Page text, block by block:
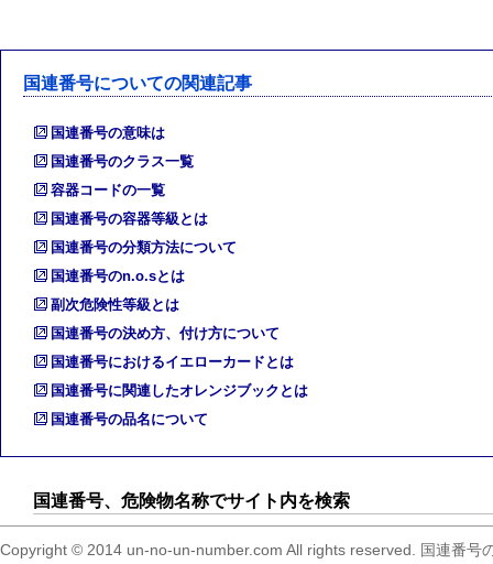
国連番号についての関連記事
国連番号の意味は
国連番号のクラス一覧
容器コードの一覧
国連番号の容器等級とは
国連番号の分類方法について
国連番号のn.o.sとは
副次危険性等級とは
国連番号の決め方、付け方について
国連番号におけるイエローカードとは
国連番号に関連したオレンジブックとは
国連番号の品名について
国連番号、危険物名称でサイト内を検索
Copyright © 2014 un-no-un-number.com All rights reserved. 国連番号